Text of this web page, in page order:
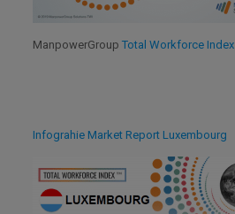
ManpowerGroupTotal Workforce Index
Infograhie Market Report Luxembourg